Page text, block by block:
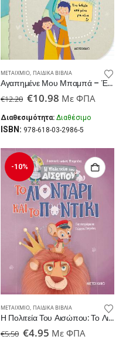
ΜΕΤΑΊΧΜΙΟ, ΠΑΙΔΙΚΆ ΒΙΒΛΊΑ
Αγαπημένε Μου Μπαμπά – Ένα Βιβλίο Από Μένα Για Σένα
€12.20 Original
was:
€12.20.
€10.98Η
τιμή
είναι:
€10.98.
Με ΦΠΑ
Διαθεσιμότητα: Διαθέσιμο
ISBN: 978-618-03-2986-5
-10%
ΜΕΤΑΊΧΜΙΟ, ΠΑΙΔΙΚΆ ΒΙΒΛΊΑ
Η Πολιτεία Του Αισώπου: Το Λιοντάρι Και Το Ποντίκι
€5.50 Original
€4.95ΗΜε ΦΠΑ